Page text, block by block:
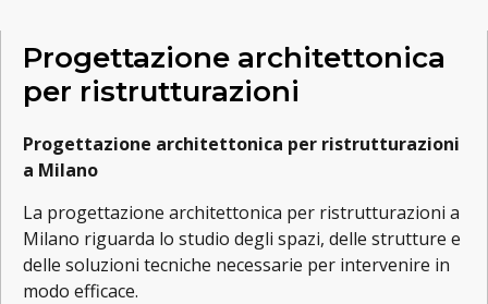
Progettazione architettonica
per ristrutturazioni
Progettazione architettonica per ristrutturazioni
a Milano
La progettazione architettonica per ristrutturazioni a
Milano riguarda lo studio degli spazi, delle strutture e
delle soluzioni tecniche necessarie per intervenire in
modo efficace.